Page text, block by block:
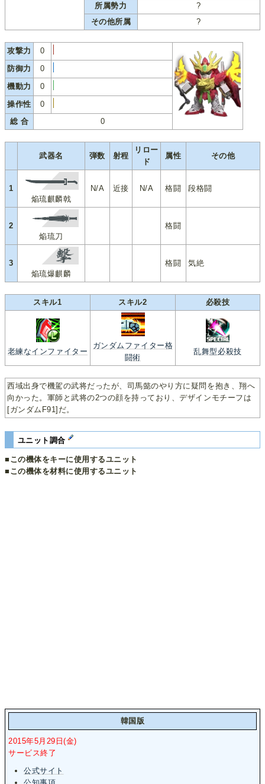
所属勢力
?
その他所属
?
攻撃力
0
防御力
0
機動力
0
操作性
0
総 合
0
武器名 弾数 射程
リロー
ド
属性 その他
1
焔琉麒麟戟
N/A 近接 N/A 格闘 段格闘
2
焔琉刀
格闘
3
焔琉爆麒麟
格闘 気絶
スキル1 スキル2 必殺技
老練なインファイター
ガンダムファイター格
闘術
乱舞型必殺技
西域出身で機駕の武将だったが、司馬懿のやり方に疑問を抱き、翔へ
向かった。軍師と武将の2つの顔を持っており、デザインモチーフは
[ガンダムF91]だ。
ユニット調合
■この機体をキーに使用するユニット
■この機体を材料に使用するユニット
韓国版
2015年5月29日(金)
サービス終了
公式サイト